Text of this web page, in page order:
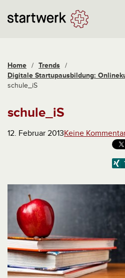
Home / Trends /
Digitale Startupausbildung:
schule_iS
schule_iS
12. Februar 2013Keine